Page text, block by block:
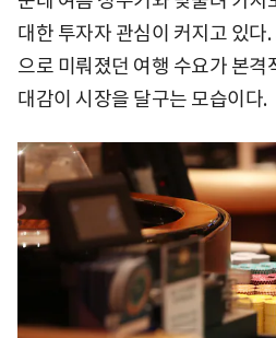
대한 투자자 관심이 커지고 있다
으로 미뤄졌던 여행 수요가 본격
대감이 시장을 달구는 모습이다.